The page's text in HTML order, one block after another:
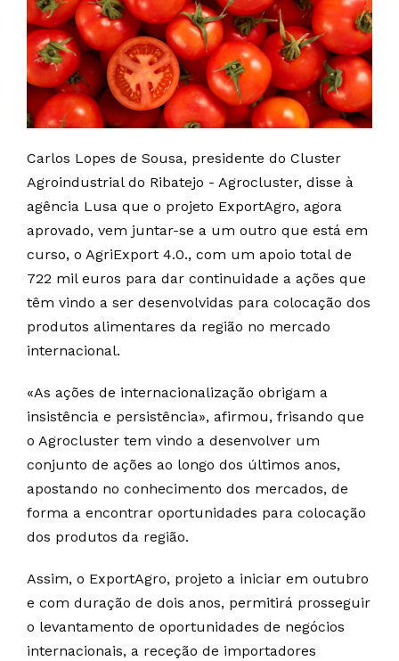
Carlos Lopes de Sousa, presidente do Cluster
Agroindustrial do Ribatejo - Agrocluster, disse à
agência Lusa que o projeto ExportAgro, agora
aprovado, vem juntar-se a um outro que está em
curso, o AgriExport 4.0., com um apoio total de
722 mil euros para dar continuidade a ações que
têm vindo a ser desenvolvidas para colocação dos
produtos alimentares da região no mercado
internacional.
«As ações de internacionalização obrigam a
insistência e persistência», afirmou, frisando que
o Agrocluster tem vindo a desenvolver um
conjunto de ações ao longo dos últimos anos,
apostando no conhecimento dos mercados, de
forma a encontrar oportunidades para colocação
dos produtos da região.
Assim, o ExportAgro, projeto a iniciar em outubro
e com duração de dois anos, permitirá prosseguir
o levantamento de oportunidades de negócios
internacionais, a receção de importadores